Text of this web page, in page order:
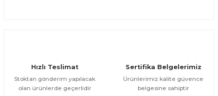
Hızlı Teslimat
Stoktan gönderim yapılacak
olan ürünlerde geçerlidir
Sertifika Belgelerimiz
Ürünlerimiz kalite güvence
belgesine sahiptir